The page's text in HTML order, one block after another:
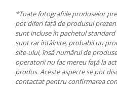
*Toate fotografiile produselor
pot diferi față de produsul
sunt incluse în pachetul
sunt rar întâlnite, probabil un
site-ului, însă numărul de
operatorii nu fac mereu față la
produs. Aceste aspecte se pot
contactat pentru confirmarea